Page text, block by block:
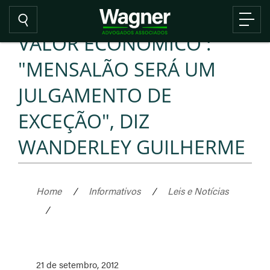
VALOR ECONÔMICO :
"MENSALÃO SERÁ UM
JULGAMENTO DE
EXCEÇÃO", DIZ
WANDERLEY GUILHERME
Home / Informativos /
Leis e Notícias
/
21 de setembro, 2012